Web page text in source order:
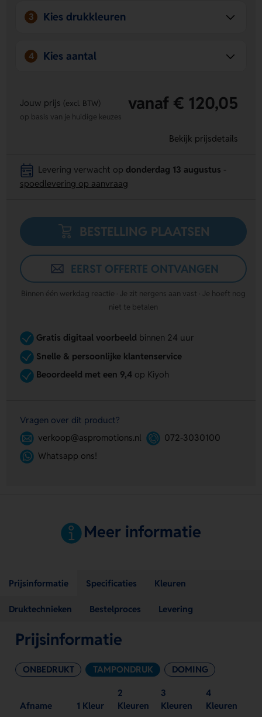
5.0, tot 10 meter bereik en tot 6 uur speeltijd.
3 Kies drukkleuren
4 Kies aantal
Jouw prijs (excl. BTW) vanaf € 120,05
op basis van je huidige keuzes
Bekijk prijsdetails
Levering verwacht op donderdag 13 augustus
spoedlevering op aanvraag
BESTELLING PLAATSEN
EERST OFFERTE ONTVANGEN
Binnen één werkdag reactie · Je zit nergens aan vast · Je hoeft nog
niet te betalen
Gratis digitaal voorbeeld binnen 24 uur
Snelle & persoonlijke klantenservice
Beoordeeld met een 9,4op Kiyoh
Vragen over dit product?
verkoop@aspromotions.nl
072-3030100
Whatsapp ons!
Meer informatie
Prijsinformatie Specificaties Kleuren
Druktechnieken Bestelproces Levering
Prijsinformatie
ONBEDRUKT TAMPONDRUK DOMING
Afname 1 Kleur
2
Kleuren
3
Kleuren
4
Kleuren